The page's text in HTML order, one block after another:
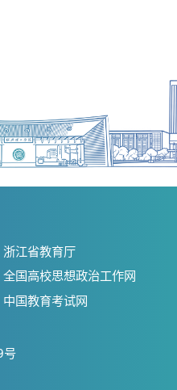
浙江省教育厅
全国高校思想政治工作网
中国教育考试网
号